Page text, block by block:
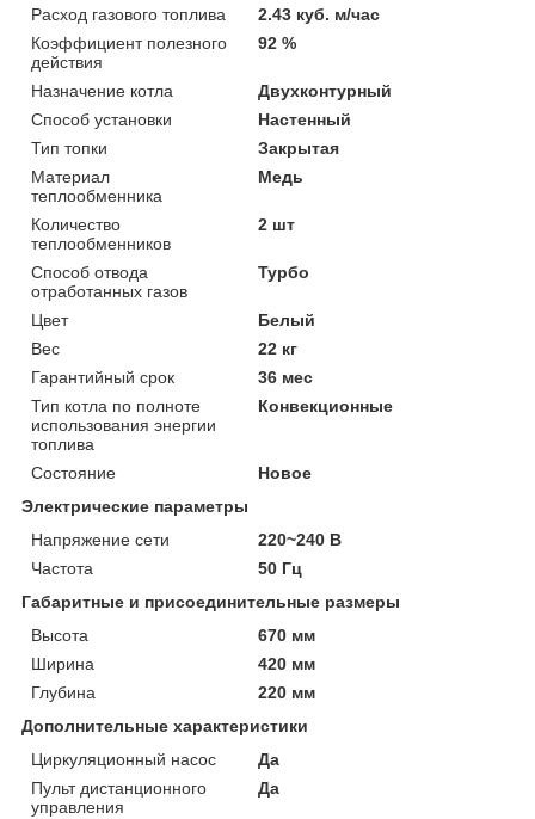
Расход газового топлива
2.43 куб. м/час
Коэффициент полезного
действия
92 %
Назначение котла
Двухконтурный
Способ установки
Настенный
Тип топки
Закрытая
Материал
теплообменника
Медь
Количество
теплообменников
2 шт
Способ отвода
отработанных газов
Турбо
Цвет
Белый
Вес
22 кг
Гарантийный срок
36 мес
Тип котла по полноте
использования энергии
топлива
Конвекционные
Состояние
Новое
Электрические параметры
Напряжение сети
220~240 В
Частота
50 Гц
Габаритные и присоединительные размеры
Высота
670 мм
Ширина
420 мм
Глубина
220 мм
Дополнительные характеристики
Циркуляционный насос
Да
Пульт дистанционного
управления
Да